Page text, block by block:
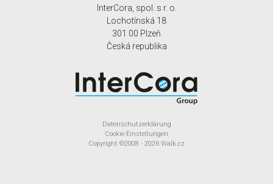
InterCora, spol. s r. o.
Lochotínská 18
301 00 Plzeň
Česká republika
Datenschutzerklärung
Cookie-Einstellungen
Copyright ©2008 - 2026 Walk.cz